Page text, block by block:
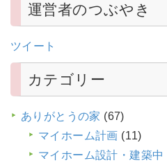
運営者のつぶやき
ツイート
カテゴリー
ありがとうの家 (67)
マイホーム計画 (11)
マイホーム設計・建築中